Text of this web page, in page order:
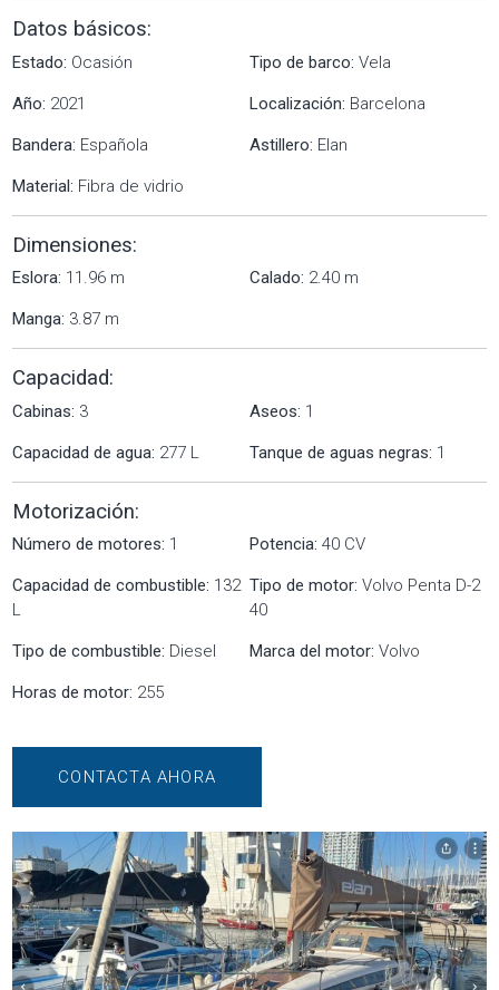
Datos básicos:
Estado: Ocasión Tipo de barco: Vela
Año: 2021 Localización: Barcelona
Bandera: Española Astillero: Elan
Material: Fibra de vidrio
Dimensiones:
Eslora: 11.96 m Calado: 2.40 m
Manga: 3.87 m
Capacidad:
Cabinas: 3 Aseos: 1
Capacidad de agua: 277 L Tanque de aguas negras: 1
Motorización:
Número de motores: 1 Potencia: 40 CV
Capacidad de combustible: 132
L
Tipo de motor: Volvo Penta D-2
40
Tipo de combustible: Diesel Marca del motor: Volvo
Horas de motor: 255
CONTACTA AHORA